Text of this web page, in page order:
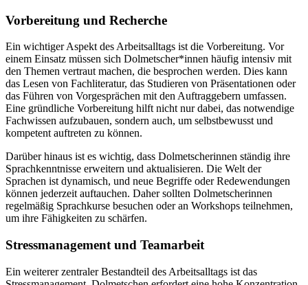
Vorbereitung und Recherche
Ein wichtiger Aspekt des Arbeitsalltags ist die Vorbereitung. Vor
einem Einsatz müssen sich Dolmetscher*innen häufig intensiv mit
den Themen vertraut machen, die besprochen werden. Dies kann
das Lesen von Fachliteratur, das Studieren von Präsentationen oder
das Führen von Vorgesprächen mit den Auftraggebern umfassen.
Eine gründliche Vorbereitung hilft nicht nur dabei, das notwendige
Fachwissen aufzubauen, sondern auch, um selbstbewusst und
kompetent auftreten zu können.
Darüber hinaus ist es wichtig, dass Dolmetscherinnen ständig ihre
Sprachkenntnisse erweitern und aktualisieren. Die Welt der
Sprachen ist dynamisch, und neue Begriffe oder Redewendungen
können jederzeit auftauchen. Daher sollten Dolmetscherinnen
regelmäßig Sprachkurse besuchen oder an Workshops teilnehmen,
um ihre Fähigkeiten zu schärfen.
Stressmanagement und Teamarbeit
Ein weiterer zentraler Bestandteil des Arbeitsalltags ist das